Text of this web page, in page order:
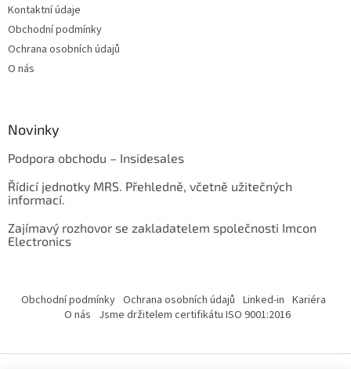
Kontaktní údaje
Obchodní podmínky
Ochrana osobních údajů
O nás
Novinky
Podpora obchodu – Insidesales
Řídicí jednotky MRS. Přehledně, včetně užitečných
informací.
Zajímavý rozhovor se zakladatelem společnosti Imcon
Electronics
Obchodní podmínky Ochrana osobních údajů Linked-in Kariéra
O nás Jsme držitelem certifikátu ISO 9001:2016